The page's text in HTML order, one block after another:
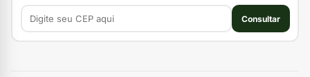
Consultar